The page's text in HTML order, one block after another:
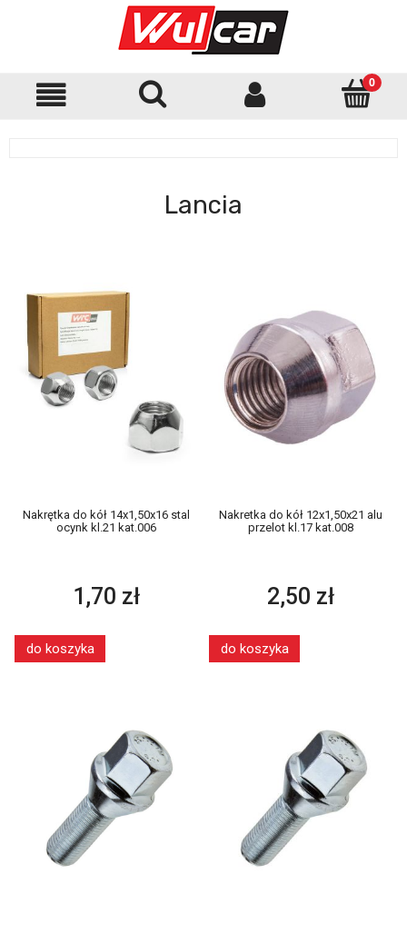
Lancia
Nakrętka do kół 14x1,50x16 stal
ocynk kl.21 kat.006
1,70 zł
do koszyka
Nakretka do kół 12x1,50x21 alu
przelot kl.17 kat.008
2,50 zł
do koszyka